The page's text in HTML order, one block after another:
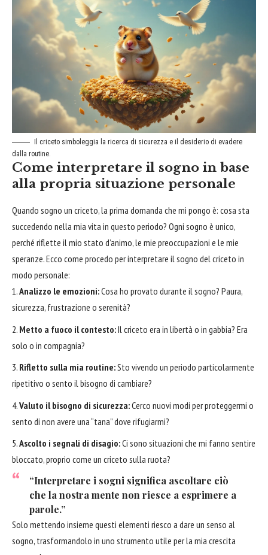
Il criceto simboleggia la ricerca di sicurezza e il desiderio di evadere
dalla routine.
Come interpretare il sogno in base
alla propria situazione personale
Quando sogno un criceto, la prima domanda che mi pongo è: cosa sta
succedendo nella mia vita in questo periodo? Ogni sogno è unico,
perché riflette il mio stato d’animo, le mie preoccupazioni e le mie
speranze. Ecco come procedo per interpretare il sogno del criceto in
modo personale:
Analizzo le emozioni:Cosa ho provato durante il sogno? Paura,
sicurezza, frustrazione o serenità?
Metto a fuoco il contesto:Il criceto era in libertà o in gabbia? Era
solo o in compagnia?
Rifletto sulla mia routine:Sto vivendo un periodo particolarmente
ripetitivo o sento il bisogno di cambiare?
Valuto il bisogno di sicurezza:Cerco nuovi modi per proteggermi o
sento di non avere una “tana” dove rifugiarmi?
Ascolto i segnali di disagio:Ci sono situazioni che mi fanno sentire
bloccato, proprio come un criceto sulla ruota?
“Interpretare i sogni significa ascoltare ciò
che la nostra mente non riesce a esprimere a
parole.”
Solo mettendo insieme questi elementi riesco a dare un senso al
sogno, trasformandolo in uno strumento utile per la mia crescita